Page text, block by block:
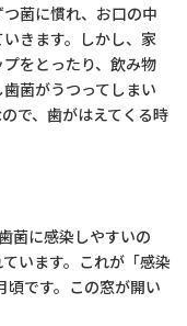
菌に慣れ、お口の中
きます。しかし、家
をとったり、飲み物
菌がうつってしまい
で、歯がはえてくる時
菌に感染しやすいの
います。これが「感染
頃です。この窓が開い